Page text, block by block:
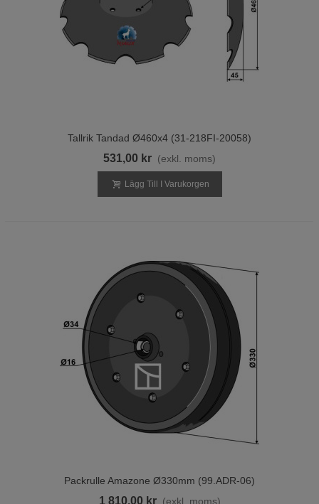
Tallrik Tandad Ø460x4 (31-218FI-20058)
531,00 kr (exkl. moms)
Lägg Till I Varukorgen
Packrulle Amazone Ø330mm (99.ADR-06)
1 810,00 kr (exkl. moms)